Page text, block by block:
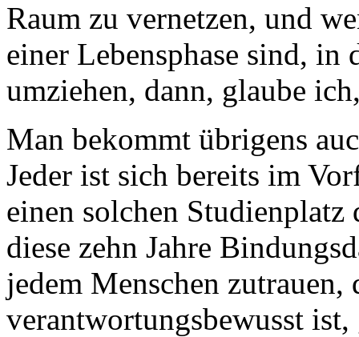
Raum zu vernetzen, und
einer Lebensphase sind,
umziehen, dann, glaube
Man bekommt übrigens
Jeder ist sich bereits im
einen solchen
diese zehn Jahre
jedem Menschen
verantwortungsbewusst